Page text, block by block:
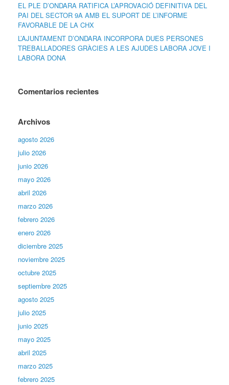
EL PLE D’ONDARA RATIFICA L’APROVACIÓ DEFINITIVA DEL
PAI DEL SECTOR 9A AMB EL SUPORT DE L’INFORME
FAVORABLE DE LA CHX
L’AJUNTAMENT D’ONDARA INCORPORA DUES PERSONES
TREBALLADORES GRÀCIES A LES AJUDES LABORA JOVE I
LABORA DONA
Comentarios recientes
Archivos
agosto 2026
julio 2026
junio 2026
mayo 2026
abril 2026
marzo 2026
febrero 2026
enero 2026
diciembre 2025
noviembre 2025
octubre 2025
septiembre 2025
agosto 2025
julio 2025
junio 2025
mayo 2025
abril 2025
marzo 2025
febrero 2025